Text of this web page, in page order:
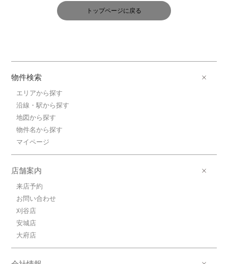
トップページに戻る
物件検索
エリアから探す
沿線・駅から探す
地図から探す
物件名から探す
マイページ
店舗案内
来店予約
お問い合わせ
刈谷店
安城店
大府店